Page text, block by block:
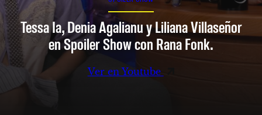
Tessa Ia, Denia Agalianu y Liliana Villaseñor
en Spoiler Show con Rana Fonk.
Ver en Youtube